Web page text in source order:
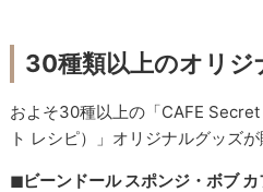
30種類以上のオリ
およそ30種以上の「CAFE
ト レシピ）」オリジナルグッズが
◼︎ビーンドール スポンジ・ボブ